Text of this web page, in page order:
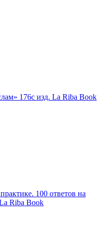
176с изд. La Riba Book